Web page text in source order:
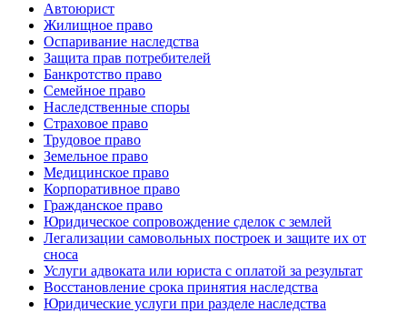
Автоюрист
Жилищное право
Оспаривание наследства
Защита прав потребителей
Банкротство право
Семейное право
Наследственные споры
Страховое право
Трудовое право
Земельное право
Медицинское право
Корпоративное право
Гражданское право
Юридическое сопровождение сделок с землей
Легализации самовольных построек и защите их от
сноса
Услуги адвоката или юриста с оплатой за результат
Восстановление срока принятия наследства
Юридические услуги при разделе наследства